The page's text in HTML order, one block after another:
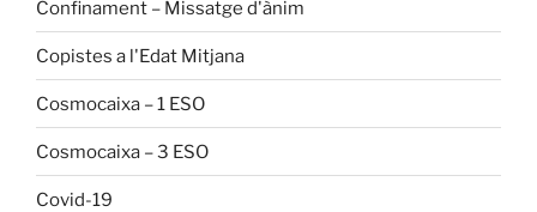
Confinament – Missatge d'ànim
Copistes a l'Edat Mitjana
Cosmocaixa – 1 ESO
Cosmocaixa – 3 ESO
Covid-19